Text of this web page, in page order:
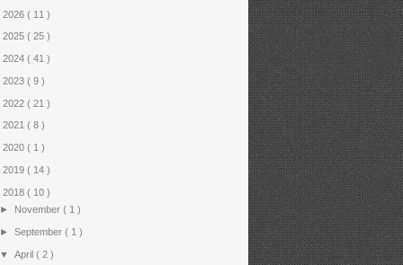
2026 ( 11 )
2025 ( 25 )
2024 ( 41 )
2023 ( 9 )
2022 ( 21 )
2021 ( 8 )
2020 ( 1 )
2019 ( 14 )
2018 ( 10 )
► November( 1 )
►September( 1 )
▼April( 2 )